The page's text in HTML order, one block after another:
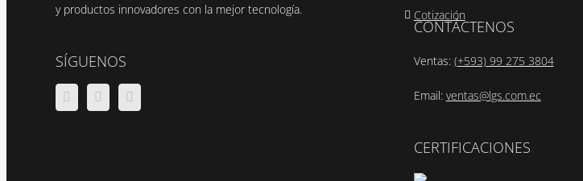
y productos innovadores con la mejor tecnología.
SÍGUENOS
Cotización
CONTÁCTENOS
Ventas: (+593) 99 275 3804
Email: ventas@lgs.com.ec
CERTIFICACIONES